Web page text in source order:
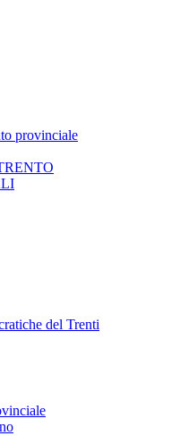
provinciale
del Trenti